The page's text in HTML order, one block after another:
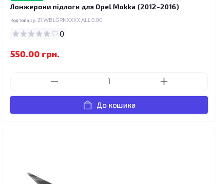
Лонжерони підлоги для Opel Mokka (2012–2016)
Код товару: 21.WBLGRNXXXX.ALL.0.00
0
550.00 грн.
До кошика